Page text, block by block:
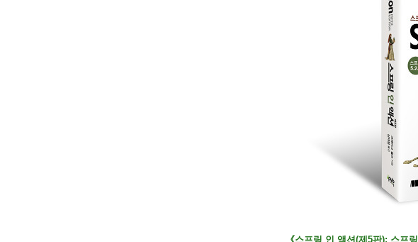
《스프링 인 액션(제 5판): 스프링